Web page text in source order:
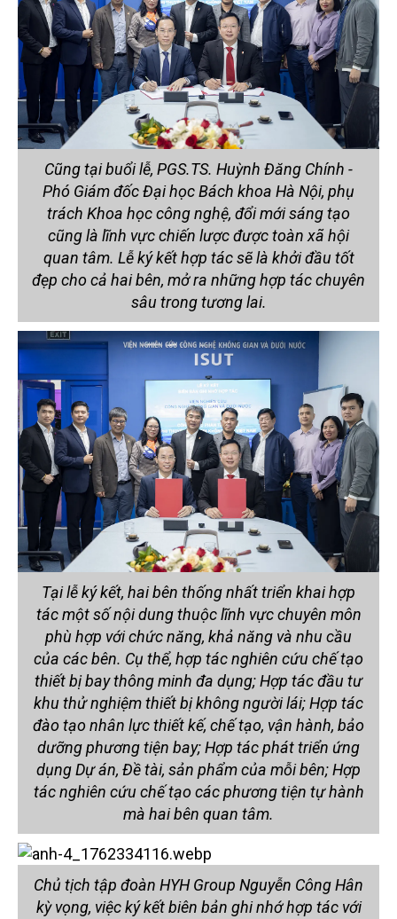
Cũng tại buổi lễ, PGS.TS. Huỳnh Đăng Chính -
Phó Giám đốc Đại học Bách khoa Hà Nội, phụ
trách Khoa học công nghệ, đổi mới sáng tạo
cũng là lĩnh vực chiến lược được toàn xã hội
quan tâm. Lễ ký kết hợp tác sẽ là khởi đầu tốt
đẹp cho cả hai bên, mở ra những hợp tác chuyên
sâu trong tương lai.
Tại lễ ký kết, hai bên thống nhất triển khai hợp
tác một số nội dung thuộc lĩnh vực chuyên môn
phù hợp với chức năng, khả năng và nhu cầu
của các bên. Cụ thể, hợp tác nghiên cứu chế tạo
thiết bị bay thông minh đa dụng; Hợp tác đầu tư
khu thử nghiệm thiết bị không người lái; Hợp tác
đào tạo nhân lực thiết kế, chế tạo, vận hành, bảo
dưỡng phương tiện bay; Hợp tác phát triển ứng
dụng Dự án, Đề tài, sản phẩm của mỗi bên; Hợp
tác nghiên cứu chế tạo các phương tiện tự hành
mà hai bên quan tâm.
Chủ tịch tập đoàn HYH Group Nguyễn Công Hân
kỳ vọng, việc ký kết biên bản ghi nhớ hợp tác với